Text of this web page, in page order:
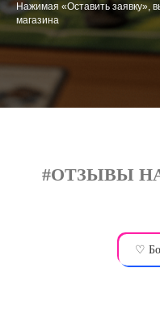
Нажимая «Оставить заявку»,
магазина
#ОТЗЫВЫ
♡